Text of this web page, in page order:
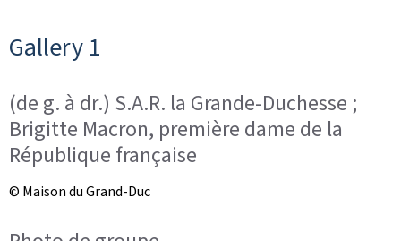
Gallery 1
(de g. à dr.) S.A.R. la Grande-Duchesse ;
Brigitte Macron, première dame de la
République française
© Maison du Grand-Duc